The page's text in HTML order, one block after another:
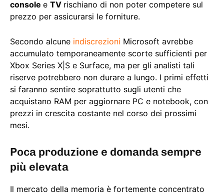
console e TV rischiano di non poter competere sul
prezzo per assicurarsi le forniture.
Secondo alcune indiscrezioni Microsoft avrebbe
accumulato temporaneamente scorte sufficienti per
Xbox Series X|S e Surface, ma per gli analisti tali
riserve potrebbero non durare a lungo. I primi effetti
si faranno sentire soprattutto sugli utenti che
acquistano RAM per aggiornare PC e notebook, con
prezzi in crescita costante nel corso dei prossimi
mesi.
Poca produzione e domanda sempre
più elevata
Il mercato della memoria è fortemente concentrato